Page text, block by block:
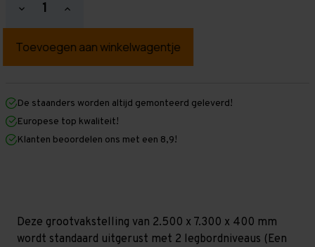
Hoeveelheid
verlagen
Grootvakstelling
mm
mm
x
400
mm
Hoeveelheid
verhogen
Grootvakstelling
mm
mm
400
mm
De staanders worden altijd gemonteerd geleverd!
Europese top kwaliteit!
Klanten beoordelen ons met een 8,9!
Deze grootvakstelling van 2.500 x 7.300 x 400 mm
wordt standaard uitgerust met 2 legbordniveaus (Een